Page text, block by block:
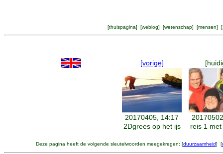
[thuispagina] [weblog] [wetenschap] [mensen] [
[vorige]
20170405, 14:17
2Dgrees op het ijs
reis 1
Deze pagina heeft de volgende sleutelwoorden meegekregen: [duurzaamheid] [